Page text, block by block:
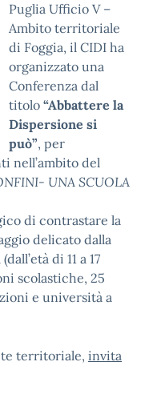
Puglia Ufficio V –
Ambito territoriale
di Foggia, il CIDI ha
organizzato una
Conferenza dal
titolo “Abbattere la
Dispersione si
può”, per
nell’ambito del
UNA SCUOLA
di contrastare la
delicato dalla
di 11 a 17
scolastiche, 25
e università a
territoriale, invita